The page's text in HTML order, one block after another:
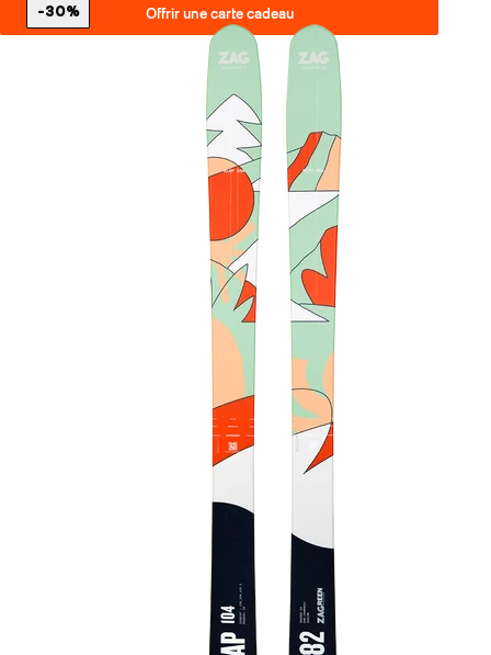
Offrir une carte cadeau
-30%